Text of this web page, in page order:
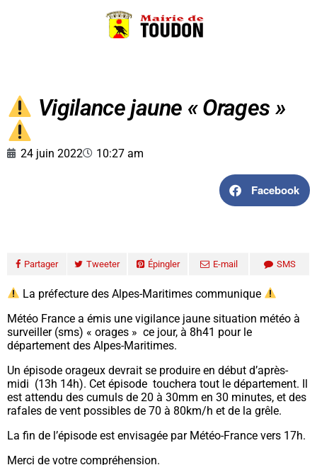
Vigilance jaune « Orages »
24 juin 2022 10:27 am
Facebook
Partager Tweeter Épingler E-mail SMS
La préfecture des Alpes-Maritimes communique
Météo France a émis une vigilance jaune situation météo à
surveiller (sms) « orages » ce jour, à 8h41 pour le
département des Alpes-Maritimes.
Un épisode orageux devrait se produire en début d’après-
midi (13h 14h). Cet épisode touchera tout le département. Il
est attendu des cumuls de 20 à 30mm en 30 minutes, et des
rafales de vent possibles de 70 à 80km/h et de la grêle.
La fin de l’épisode est envisagée par Météo-France vers 17h.
Merci de votre compréhension.